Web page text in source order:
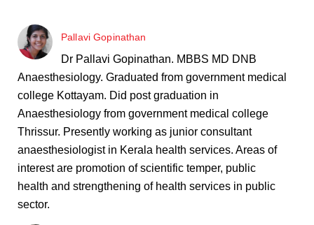
Pallavi Gopinathan
Dr Pallavi Gopinathan. MBBS MD DNB
Anaesthesiology. Graduated from government medical
college Kottayam. Did post graduation in
Anaesthesiology from government medical college
Thrissur. Presently working as junior consultant
anaesthesiologist in Kerala health services. Areas of
interest are promotion of scientific temper, public
health and strengthening of health services in public
sector.